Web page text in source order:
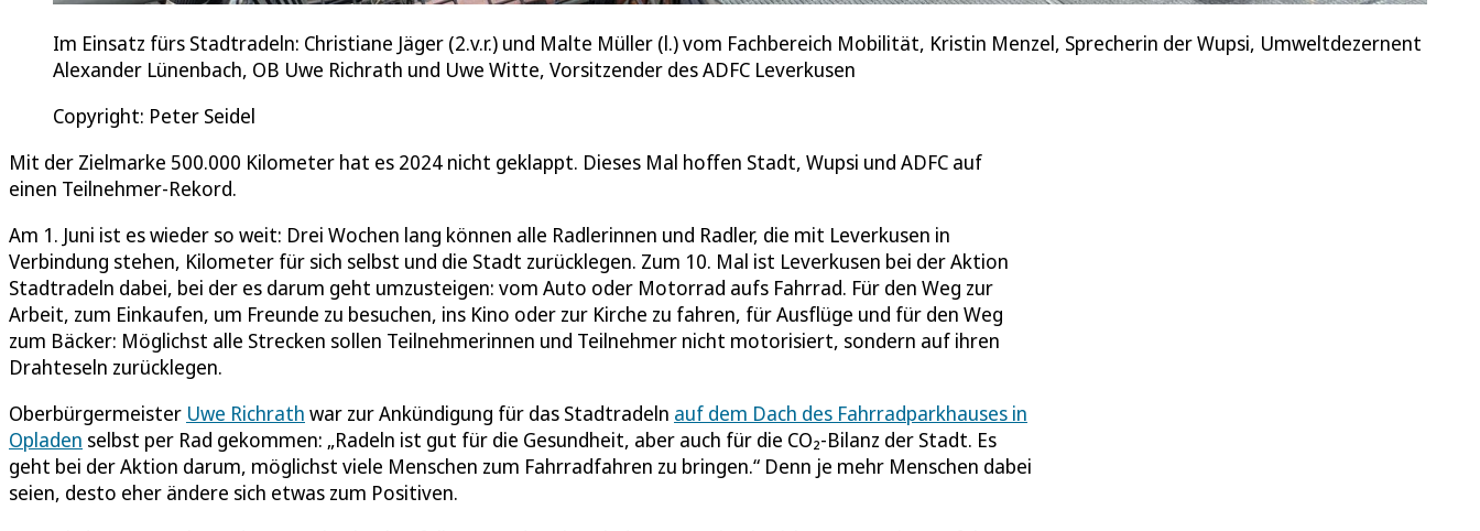
Im Einsatz fürs Stadtradeln: Christiane Jäger (2.v.r.) und Malte Müller (l.) vom Fachbereich Mobilität, Kristin Menzel, Sprecherin der Wupsi, Umweltdezernent
Alexander Lünenbach, OB Uwe Richrath und Uwe Witte, Vorsitzender des ADFC Leverkusen
Copyright: Peter Seidel
Mit der Zielmarke 500.000 Kilometer hat es 2024 nicht geklappt. Dieses Mal hoffen Stadt, Wupsi und ADFC auf
einen Teilnehmer-Rekord.
Am 1. Juni ist es wieder so weit: Drei Wochen lang können alle Radlerinnen und Radler, die mit Leverkusen in
Verbindung stehen, Kilometer für sich selbst und die Stadt zurücklegen. Zum 10. Mal ist Leverkusen bei der Aktion
Stadtradeln dabei, bei der es darum geht umzusteigen: vom Auto oder Motorrad aufs Fahrrad. Für den Weg zur
Arbeit, zum Einkaufen, um Freunde zu besuchen, ins Kino oder zur Kirche zu fahren, für Ausflüge und für den Weg
zum Bäcker: Möglichst alle Strecken sollen Teilnehmerinnen und Teilnehmer nicht motorisiert, sondern auf ihren
Drahteseln zurücklegen.
Oberbürgermeister Uwe Richrath war zur Ankündigung für das Stadtradeln auf dem Dach des Fahrradparkhauses in
Opladen selbst per Rad gekommen: „Radeln ist gut für die Gesundheit, aber auch für die CO₂-Bilanz der Stadt. Es
geht bei der Aktion darum, möglichst viele Menschen zum Fahrradfahren zu bringen.“ Denn je mehr Menschen dabei
seien, desto eher ändere sich etwas zum Positiven.